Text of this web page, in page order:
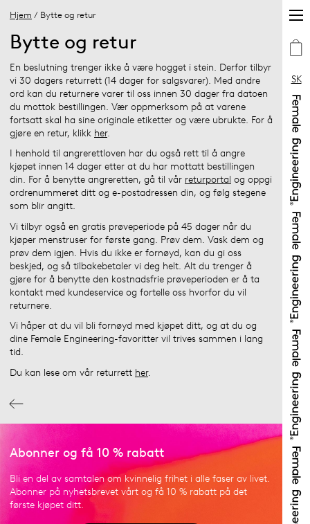
SK
Hjem / Bytte og retur
Bytte og retur
En beslutning trenger ikke å være hogget i stein. Derfor tilbyr
vi 30 dagers returrett (14 dager for salgsvarer). Med andre
ord kan du returnere varer til oss innen 30 dager fra datoen
du mottok bestillingen. Vær oppmerksom på at varene
fortsatt skal ha sine originale etiketter og være ubrukte. For å
gjøre en retur, klikk her.
I henhold til angrerettloven har du også rett til å angre
kjøpet innen 14 dager etter at du har mottatt bestillingen
din. For å benytte angreretten, gå til vår returportal og oppgi
ordrenummeret ditt og e-postadressen din, og følg stegene
som blir angitt.
Vi tilbyr også en gratis prøveperiode på 45 dager når du
kjøper menstruser for første gang. Prøv dem. Vask dem og
prøv dem igjen. Hvis du ikke er fornøyd, kan du gi oss
beskjed, og så tilbakebetaler vi deg helt. Alt du trenger å
gjøre for å benytte den kostnadsfrie prøveperioden er å ta
kontakt med kundeservice og fortelle oss hvorfor du vil
returnere.
Vi håper at du vil bli fornøyd med kjøpet ditt, og at du og
dine Female Engineering-favoritter vil trives sammen i lang
tid.
Du kan lese om vår returrett her.
Abonner og få 10 % rabatt
Bli en del av samtalen om kvinnelig frihet i alle faser av livet.
Abonner på nyhetsbrevet vårt og få 10 % rabatt på det
første kjøpet ditt.